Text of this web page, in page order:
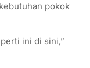
pokok
ini di sini,”